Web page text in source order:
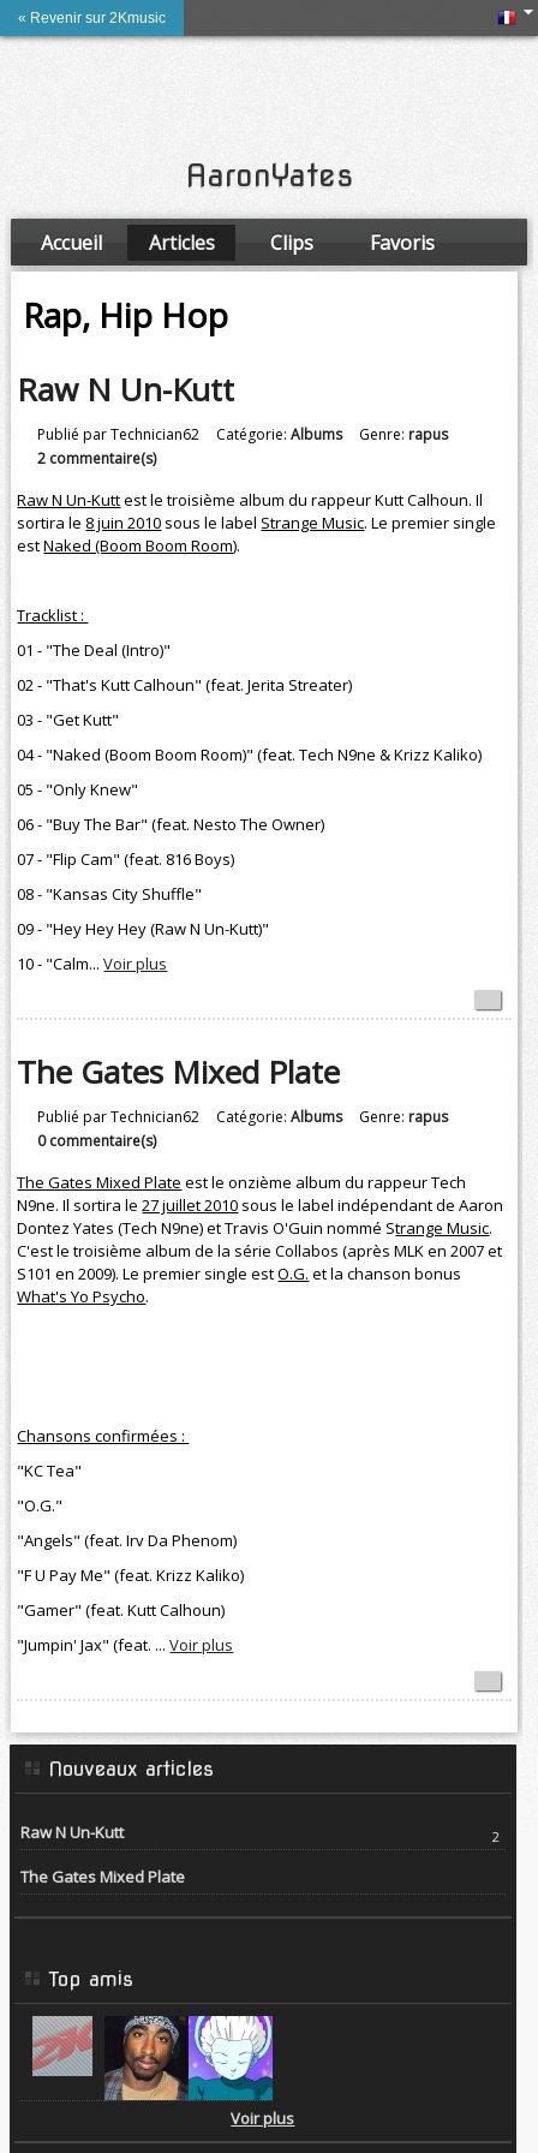
« Revenir sur 2Kmusic
AaronYates
Accueil Articles Clips
Favoris
Amis
Rap, Hip Hop
Raw N Un-Kutt
Publié par Technician62 Catégorie:Albums Genre: rapus
2 commentaire(s)
Raw N Un-Kuttest le troisième album du rappeur Kutt Calhoun. Il
sortira le 8 juin 2010 sous le label Strange Music. Le premier single
estNaked (Boom Boom Room).
Tracklist :
01 - "The Deal (Intro)"
02 - "That's Kutt Calhoun" (feat. Jerita Streater)
03 - "Get Kutt"
04 - "Naked (Boom Boom Room)" (feat. Tech N9ne & Krizz Kaliko)
05 - "Only Knew"
06 - "Buy The Bar" (feat. Nesto The Owner)
07 - "Flip Cam" (feat. 816 Boys)
08 - "Kansas City Shuffle"
09 - "Hey Hey Hey (Raw N Un-Kutt)"
10 - "Calm...Voir plus
The Gates Mixed Plate
Publié par Technician62 Catégorie:Albums Genre: rapus
0 commentaire(s)
The Gates Mixed Plate est le onzième album du rappeur Tech
N9ne. Il sortira le27 juillet 2010 sous le label indépendant de Aaron
Dontez Yates (Tech N9ne) et Travis O'Guin nommé Strange Music.
C'est le troisième album de la série Collabos (après MLK en 2007 et
S101 en 2009). Le premier single estO.G. et la chanson bonus
What's Yo Psycho.
Chansons confirmées :
"KC Tea"
"O.G."
"Angels" (feat. Irv Da Phenom)
"F U Pay Me" (feat. Krizz Kaliko)
"Gamer" (feat. Kutt Calhoun)
"Jumpin' Jax" (feat. ...Voir plus
Nouveaux articles
2
Raw N Un-Kutt
The Gates Mixed Plate
Top amis
Voir plus